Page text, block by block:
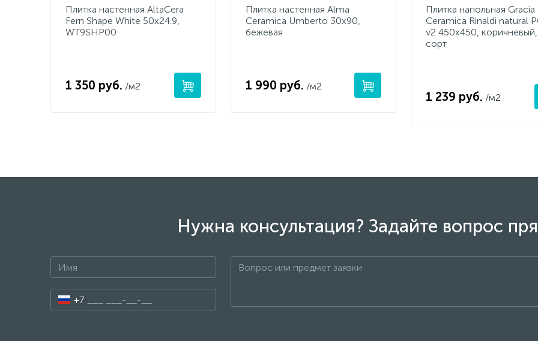
Плитка настенная AltaCera
Fern Shape White 50х24.9,
WT9SHP00
1 350 руб. /м2
Плитка настенная Alma
Ceramica Umberto 30х90,
бежевая
1 990 руб. /м2
Плитка напольная Gracia
Ceramica Rinaldi natural
v2 450x450,
сорт
1 239 руб. /м2
Нужна консультация? Задайте вопрос
+7